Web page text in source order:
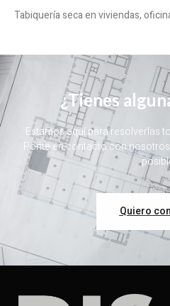
Tabiquería seca en viviendas,
¿Tienes
Estamos aquí para resolverlas
Ponte en contacto con
Quiero